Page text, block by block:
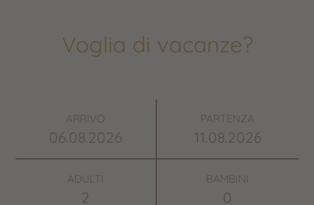
Voglia di vacanze?
ARRIVO PARTENZA
ADULTI BAMBINI